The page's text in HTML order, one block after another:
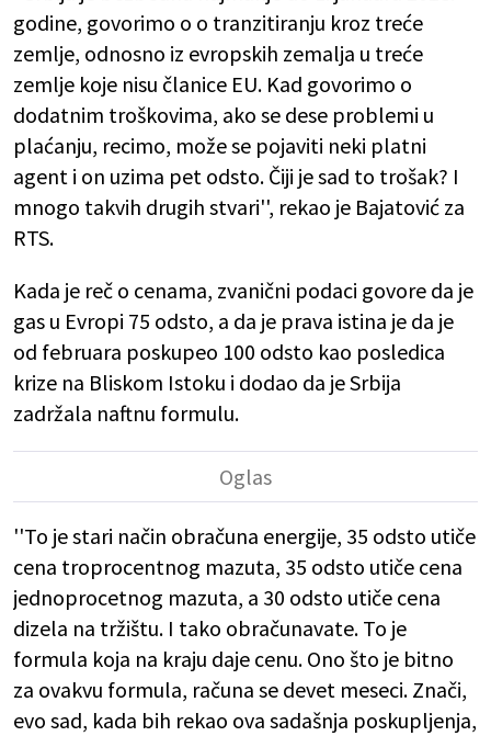
godine, govorimo o o tranzitiranju kroz treće
zemlje, odnosno iz evropskih zemalja u treće
zemlje koje nisu članice EU. Kad govorimo o
dodatnim troškovima, ako se dese problemi u
plaćanju, recimo, može se pojaviti neki platni
agent i on uzima pet odsto. Čiji je sad to trošak? I
mnogo takvih drugih stvari'', rekao je Bajatović za
RTS.
Kada je reč o cenama, zvanični podaci govore da je
gas u Evropi 75 odsto, a da je prava istina je da je
od februara poskupeo 100 odsto kao posledica
krize na Bliskom Istoku i dodao da je Srbija
zadržala naftnu formulu.
''To je stari način obračuna energije, 35 odsto utiče
cena troprocentnog mazuta, 35 odsto utiče cena
jednoprocetnog mazuta, a 30 odsto utiče cena
dizela na tržištu. I tako obračunavate. To je
formula koja na kraju daje cenu. Ono što je bitno
za ovakvu formula, računa se devet meseci. Znači,
evo sad, kada bih rekao ova sadašnja poskupljenja,